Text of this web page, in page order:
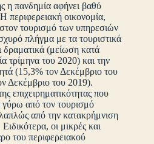
η πανδημία αφήνει βαθύ
οικονομία,
τουρισμό των υπηρεσιών
πλήγμα με τα τουριστικά
δραματικά (μείωση κατά
τρίμηνα του 2020) και την
(15,3% τον Δεκέμβριο του
Δεκέμβριο του 2019).
επιχειρηματικότητας που
από τον τουρισμό
από την κατακρήμνιση
οι μικρές και
του περιφερειακού